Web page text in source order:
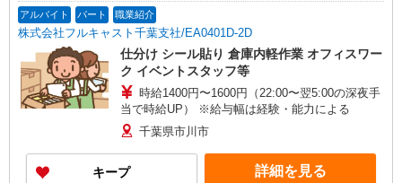
アルバイト パート 職業紹介
株式会社フルキャスト千葉支社/EA0401D-2D
仕分け シール貼り 倉庫内軽作業 オフィスワー
ク イベントスタッフ等
時給1400円〜1600円（22:00〜翌5:00の深夜手
当で時給UP） ※給与幅は経験・能力による
千葉県市川市
キープ 詳細を見る